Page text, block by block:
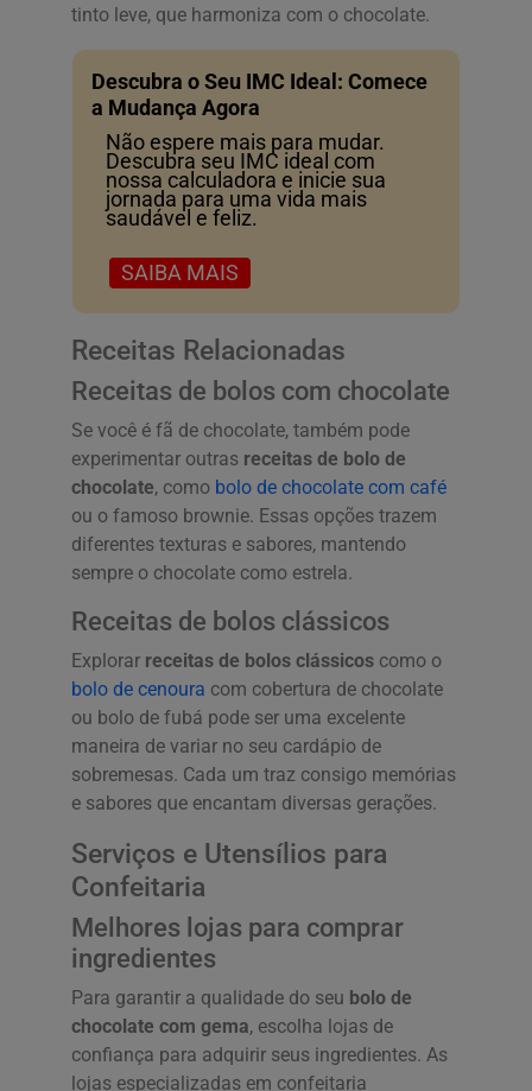
tinto leve, que harmoniza com o chocolate.
Descubra o Seu IMC Ideal: Comece
a Mudança Agora
Não espere mais para mudar.
Descubra seu IMC ideal com
nossa calculadora e inicie sua
jornada para uma vida mais
saudável e feliz.
SAIBA MAIS
Receitas Relacionadas
Receitas de bolos com chocolate
Se você é fã de chocolate, também pode
experimentar outras receitas de bolo de
chocolate, como bolo de chocolate com café
ou o famoso brownie. Essas opções trazem
diferentes texturas e sabores, mantendo
sempre o chocolate como estrela.
Receitas de bolos clássicos
Explorar receitas de bolos clássicos como o
bolo de cenoura com cobertura de chocolate
ou bolo de fubá pode ser uma excelente
maneira de variar no seu cardápio de
sobremesas. Cada um traz consigo memórias
e sabores que encantam diversas gerações.
Serviços e Utensílios para
Confeitaria
Melhores lojas para comprar
ingredientes
Para garantir a qualidade do seu bolo de
chocolate com gema, escolha lojas de
confiança para adquirir seus ingredientes. As
lojas especializadas em confeitaria